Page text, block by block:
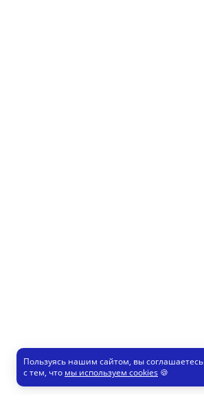
Пользуясь нашим сайтом, вы соглашаетесь
с тем, что мы используем cookies 🍪